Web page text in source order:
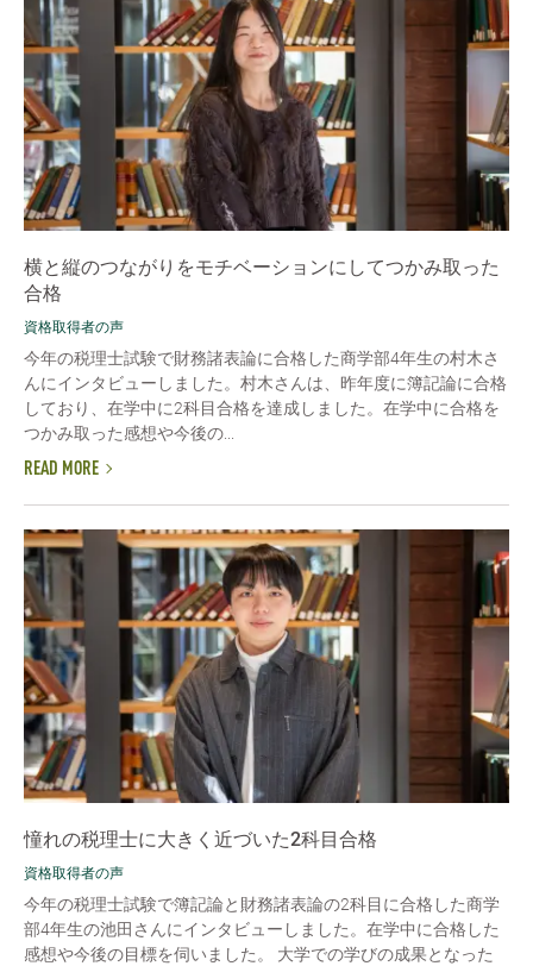
横と縦のつながりをモチベーションにしてつかみ取った
合格
資格取得者の声
今年の税理士試験で財務諸表論に合格した商学部4年生の村木さ
んにインタビューしました。村木さんは、昨年度に簿記論に合格
しており、在学中に2科目合格を達成しました。在学中に合格を
つかみ取った感想や今後の...
READ MORE
憧れの税理士に大きく近づいた2科目合格
資格取得者の声
今年の税理士試験で簿記論と財務諸表論の2科目に合格した商学
部4年生の池田さんにインタビューしました。在学中に合格した
感想や今後の目標を伺いました。 大学での学びの成果となった